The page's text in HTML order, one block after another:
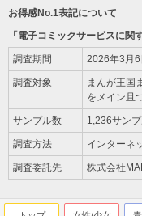
お得感No.1表記について
「電子コミックサービスに関
調査期間 2026年3月6
調査対象
まんが王国
をメイン且
サンプル数 1,236サン
調査方法 インターネ
調査委託先 株式会社